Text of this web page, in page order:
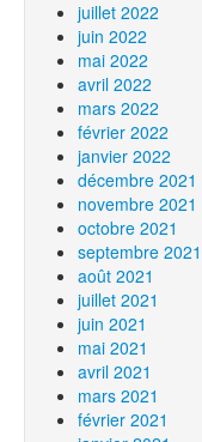
juillet 2022
juin 2022
mai 2022
avril 2022
mars 2022
février 2022
janvier 2022
décembre 2021
novembre 2021
octobre 2021
septembre 2021
août 2021
juillet 2021
juin 2021
mai 2021
avril 2021
mars 2021
février 2021